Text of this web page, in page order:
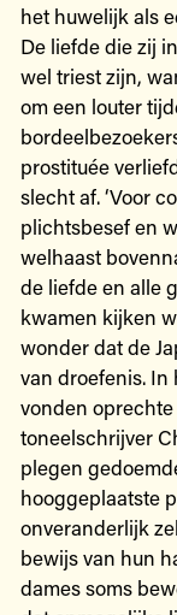
het huwelijk als
De liefde die zij
wel triest zijn,
om een louter
prostituée
slecht af. ‘Voor
plichtsbesef en
welhaast
de liefde en alle
kwamen kijken
wonder dat de
van droefenis. In
vonden
toneelschrijver
plegen
hooggeplaatste
onveranderlijk
bewijs van hun
dames soms